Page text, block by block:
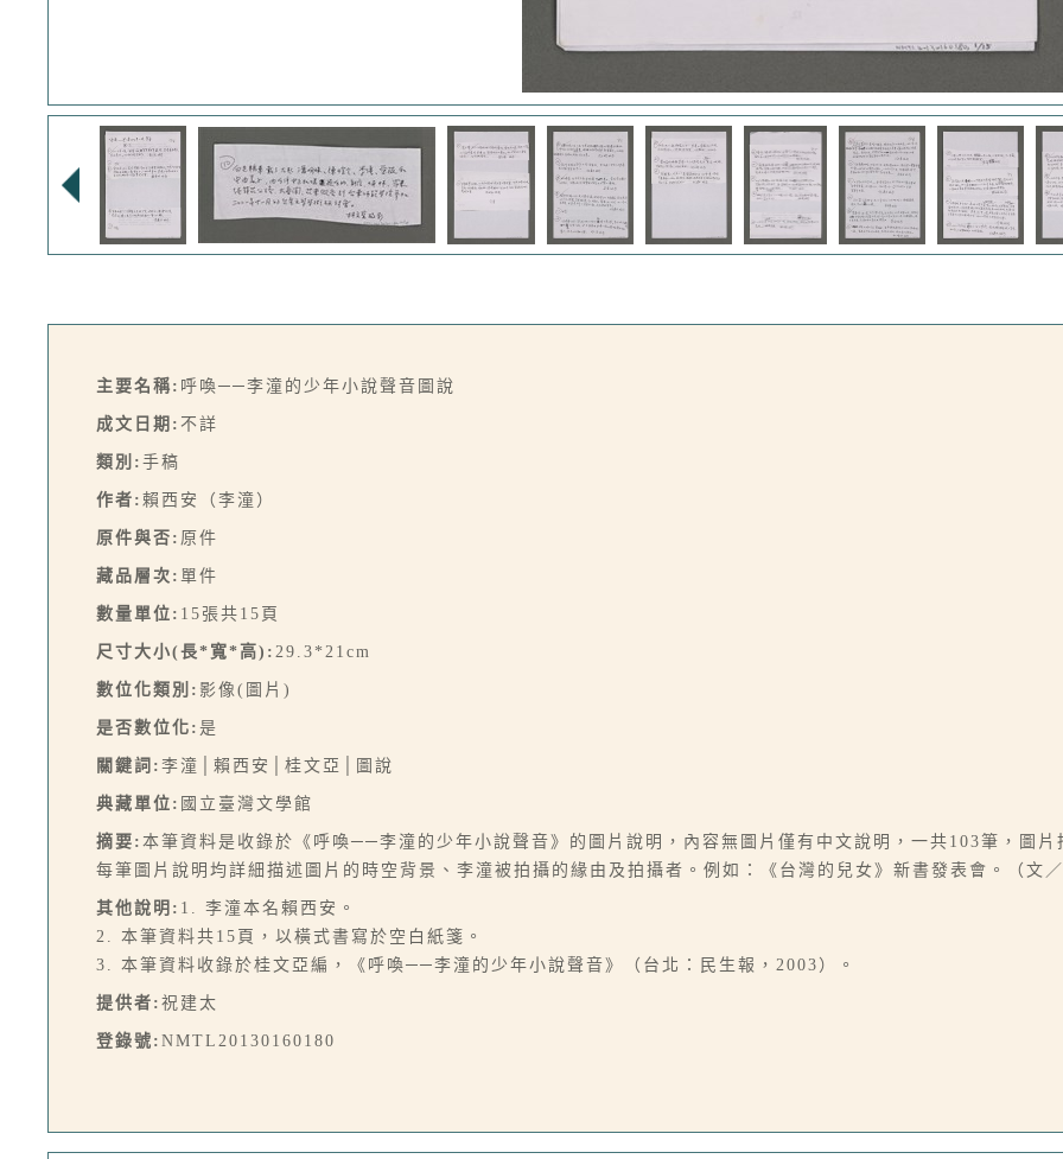
主要名稱: 呼喚──李潼的少年小說聲音圖說
成文日期: 不詳
類別: 手稿
作者: 賴西安（李潼）
原件與否: 原件
藏品層次: 單件
數量單位: 15張共15頁
尺寸大小(長*寬*高): 29.3*21cm
數位化類別: 影像(圖片)
是否數位化: 是
關鍵詞: 李潼│賴西安│桂文亞│圖說
典藏單位: 國立臺灣文學館
摘要: 本筆資料是收錄於《呼喚──李潼的少年小說聲音》的圖片說明，內容無圖片僅有中文說明，一共103筆，圖
每筆圖片說明均詳細描述圖片的時空背景、李潼被拍攝的緣由及拍攝者。例如：《台灣的兒女》新書發表會。（文
其他說明: 1. 李潼本名賴西安。
2. 本筆資料共15頁，以橫式書寫於空白紙箋。
3. 本筆資料收錄於桂文亞編，《呼喚──李潼的少年小說聲音》（台北：民生報，2003）。
提供者: 祝建太
登錄號: NMTL20130160180